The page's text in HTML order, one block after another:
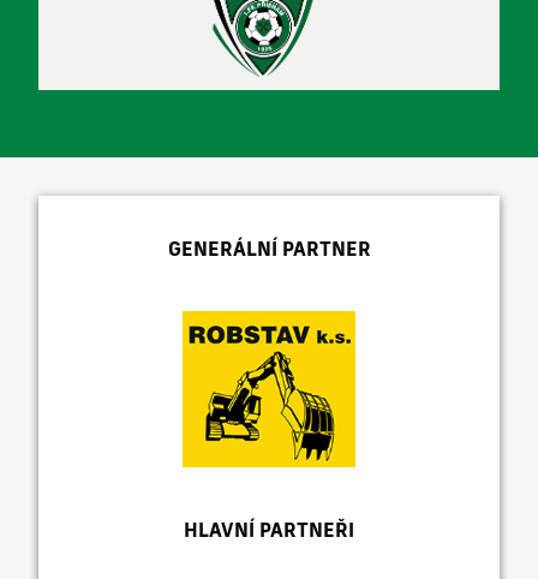
GENERÁLNÍ PARTNER
HLAVNÍ PARTNEŘI